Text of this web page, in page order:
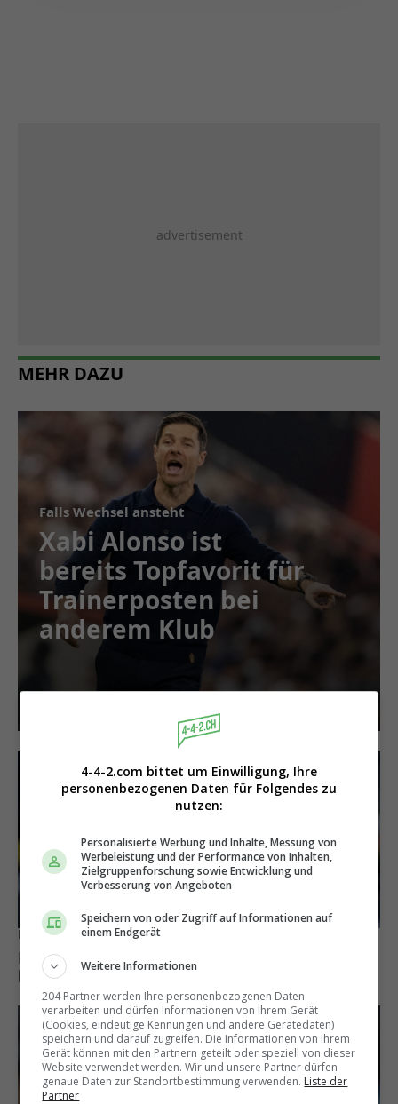
MEHR DAZU
Falls Wechsel ansteht
Xabi Alonso ist
bereits Topfavorit für
Trainerposten bei
anderem Klub
Bleibt vorerst in München
Michael Olise lehnt Liverpool ab und hat
künftig einen anderen Wunschklub
4-4-2.com bittet um Einwilligung, Ihre
personenbezogenen Daten für Folgendes zu
nutzen:
Personalisierte Werbung und Inhalte, Messung von
Werbeleistung und der Performance von Inhalten,
Zielgruppenforschung sowie Entwicklung und
Verbesserung von Angeboten
Speichern von oder Zugriff auf Informationen auf
einem Endgerät
Weitere Informationen
204 Partner werden Ihre personenbezogenen Daten
verarbeiten und dürfen Informationen von Ihrem Gerät
(Cookies, eindeutige Kennungen und andere Gerätedaten)
speichern und darauf zugreifen. Die Informationen von Ihrem
Gerät können mit den Partnern geteilt oder speziell von dieser
Website verwendet werden. Wir und unsere Partner dürfen
genaue Daten zur Standortbestimmung verwenden. Liste der
Partner